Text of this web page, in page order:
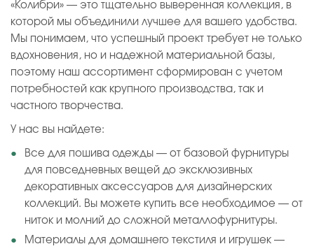
«Колибри» — это тщательно выверенная коллекция, в
которой мы объединили лучшее для вашего удобства.
Мы понимаем, что успешный проект требует не только
вдохновения, но и надежной материальной базы,
поэтому наш ассортимент сформирован с учетом
потребностей как крупного производства, так и
частного творчества.
У нас вы найдете:
Все для пошива одежды — от базовой фурнитуры
для повседневных вещей до эксклюзивных
декоративных аксессуаров для дизайнерских
коллекций. Вы можете купить все необходимое — от
ниток и молний до сложной металлофурнитуры.
Материалы для домашнего текстиля и игрушек —